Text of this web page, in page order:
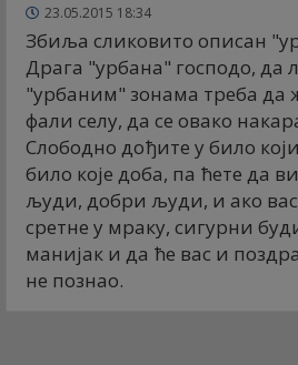
23.05.2015 18:34
Збиља сликовито описан
Драга "урбана" господо, да
"урбаним" зонама треба да
фали селу, да се овако
Слободно дођите у било
било које доба, па ћете да
људи, добри људи, и ако вас
сретне у мраку, сигурни
манијак и да ће вас и
не познао.